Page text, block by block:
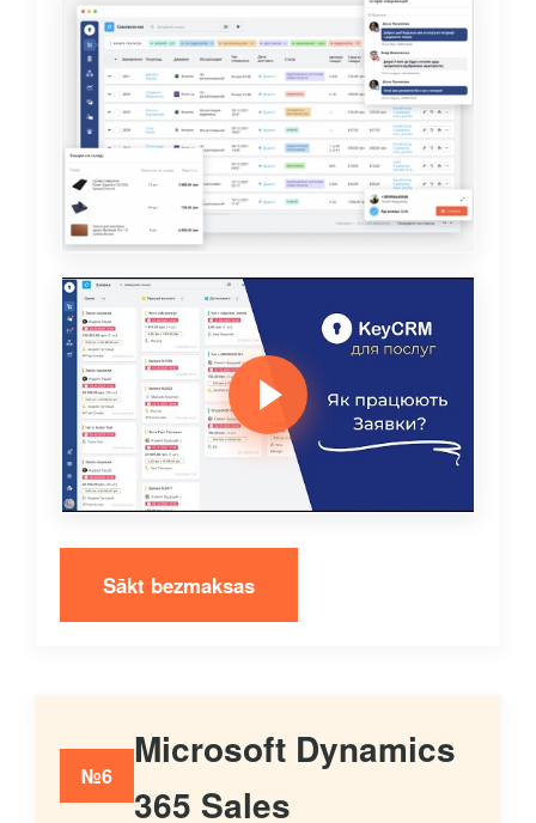
Sākt bezmaksas
№6
Microsoft Dynamics
365 Sales